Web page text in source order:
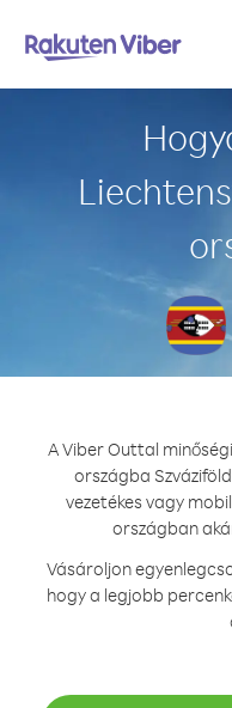
A Viber Outtal
országba
vezetékes vagy
országban
Vásároljon
hogy a legjobb